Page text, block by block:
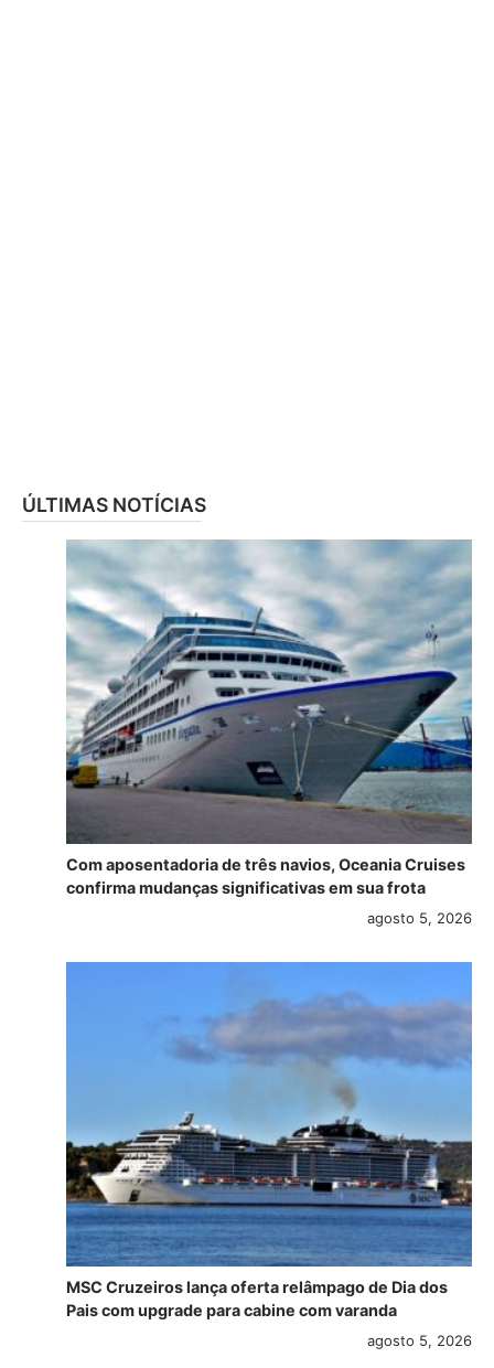
ÚLTIMAS NOTÍCIAS
Com aposentadoria de três navios, Oceania Cruises
confirma mudanças significativas em sua frota
agosto 5, 2026
MSC Cruzeiros lança oferta relâmpago de Dia dos
Pais com upgrade para cabine com varanda
agosto 5, 2026